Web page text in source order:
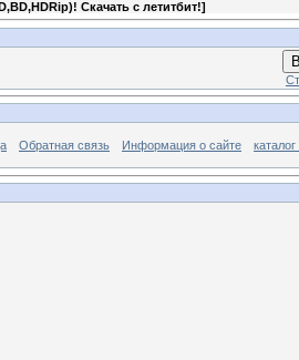
Скачать с летитбит!]
Обратная связь Информация о сайте